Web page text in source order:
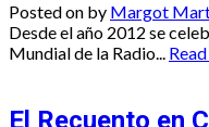
Posted on by Margot
Desde el año 2012 se
Mundial de la Radio...
El Recuento en